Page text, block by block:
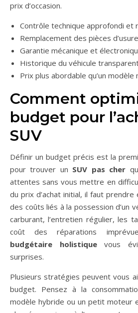
prix d’occasion.
Contrôle technique approfondi et
Remplacement des pièces
Garantie mécanique et
Historique du véhicule
Prix plus abordable qu’un modèle
Comment
budget pour
SUV
Définir un budget précis est la
pour trouver un SUV pas cher
attentes sans vous mettre en
du prix d’achat initial, il faut prendre
des coûts liés à la possession d’un
carburant, l’entretien régulier, les
coût des réparations
budgétaire holistiquevous
surprises.
Plusieurs stratégies peuvent vous
budget. Pensez à la
modèle hybride ou un petit moteur